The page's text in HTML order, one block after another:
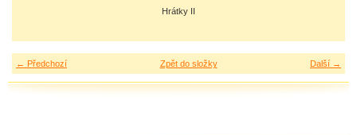
Hrátky II
← Předchozí Další →
Zpět do složky